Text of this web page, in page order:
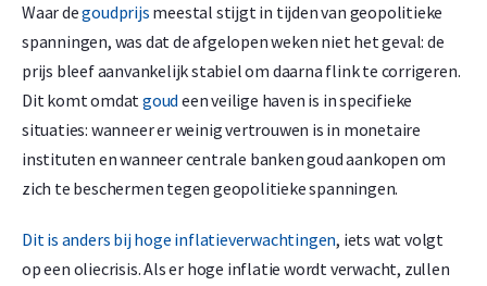
Waar degoudprijs meestal stijgt in tijden van geopolitieke
spanningen, was dat de afgelopen weken niet het geval: de
prijs bleef aanvankelijk stabiel om daarna flink te corrigeren.
Dit komt omdatgoud een veilige haven is in specifieke
situaties: wanneer er weinig vertrouwen is in monetaire
instituten en wanneer centrale banken goud aankopen om
zich te beschermen tegen geopolitieke spanningen.
Dit is anders bij hoge inflatieverwachtingen, iets wat volgt
op een oliecrisis. Als er hoge inflatie wordt verwacht, zullen